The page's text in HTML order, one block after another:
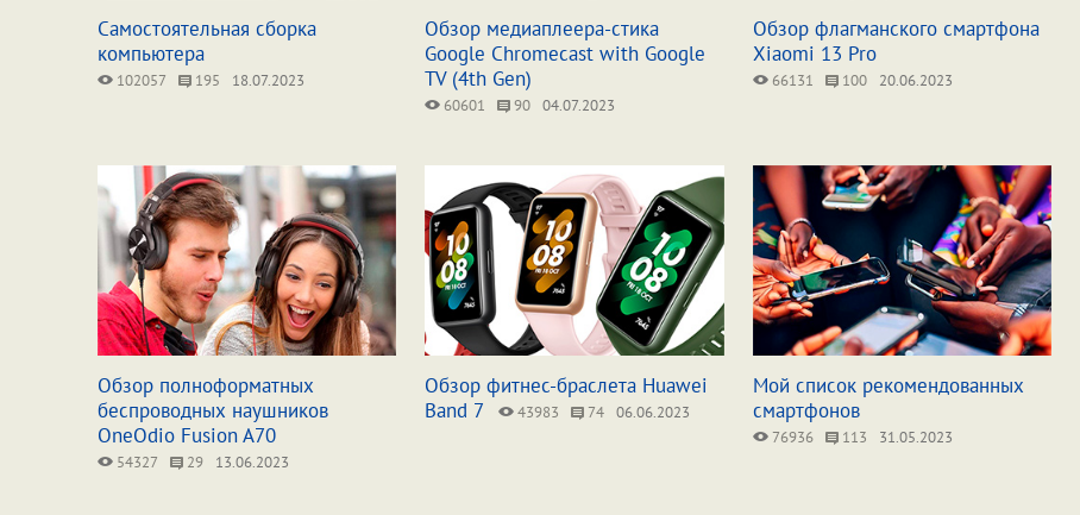
Самостоятельная сборка
компьютера
102057 195 18.07.2023
Обзор медиаплеера-стика
Google Chromecast with Google
TV (4th Gen)
60601 90 04.07.2023
Обзор флагманского смартфона
Xiaomi 13 Pro
66131 100 20.06.2023
Обзор полноформатных
беспроводных наушников
OneOdio Fusion A70
54327 29 13.06.2023
Обзор фитнес-браслета Huawei
Band 7
43983 74 06.06.2023
Мой список рекомендованных
смартфонов
76936 113 31.05.2023